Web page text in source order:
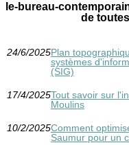
le-bureau-
de
24/6/2025Plan
systèmes
(SIG)
17/4/2025Tout savoir sur
Moulins
10/2/2025Comment
Saumur pour un